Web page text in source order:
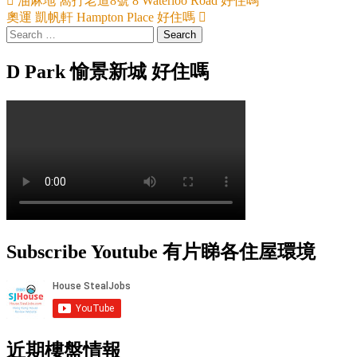
奧運 凱帆軒 Hampton Place 好住嗎
Search
for:
D Park 愉景新城 好住嗎
Subscribe Youtube 有片睇各住屋環境
近期樓盤情報